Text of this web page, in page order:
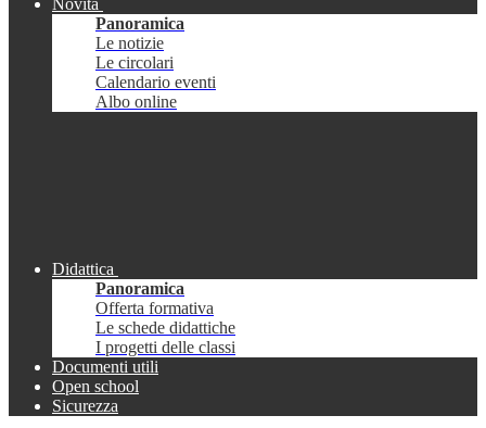
Novità
Panoramica
Le notizie
Le circolari
Calendario eventi
Albo online
Didattica
Panoramica
Offerta formativa
Le schede didattiche
I progetti delle classi
Documenti utili
Open school
Sicurezza